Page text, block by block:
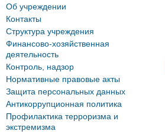
Об учреждении
Контакты
Структура учреждения
Финансово-хозяйственная
деятельность
Контроль, надзор
Нормативные правовые акты
Защита персональных данных
Антикоррупционная политика
Профилактика терроризма и
экстремизма